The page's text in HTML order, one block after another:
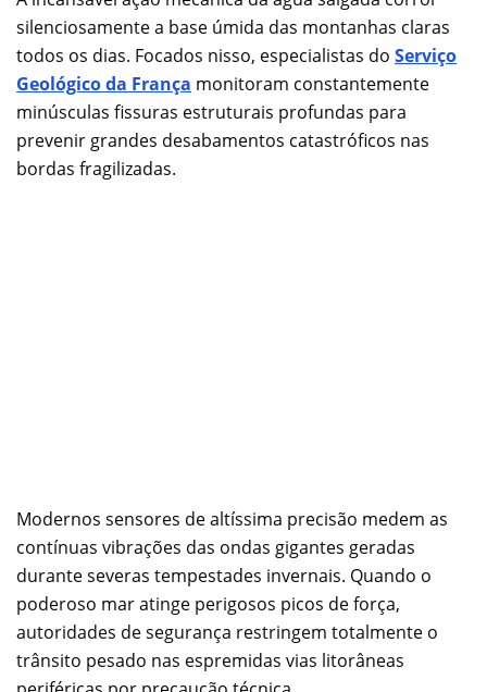
silenciosamente a base úmida das montanhas claras
todos os dias. Focados nisso, especialistas do Serviço
Geológico da França monitoram constantemente
minúsculas fissuras estruturais profundas para
prevenir grandes desabamentos catastróficos nas
bordas fragilizadas.
Modernos sensores de altíssima precisão medem as
contínuas vibrações das ondas gigantes geradas
durante severas tempestades invernais. Quando o
poderoso mar atinge perigosos picos de força,
autoridades de segurança restringem totalmente o
trânsito pesado nas espremidas vias litorâneas